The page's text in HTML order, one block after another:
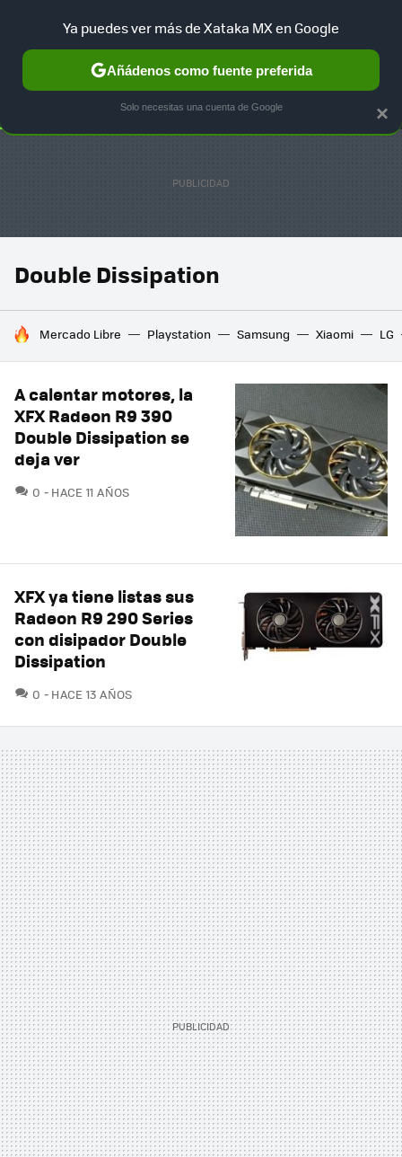
SELECCIÓN GAMING HOME AUTO TERRITORIO
Double Dissipation
HOY SE HABLA DE
Mercado Libre Playstation Samsung Xiaomi LG
A calentar motores, la
XFX Radeon R9 390
Double Dissipation se
deja ver
0 COMENTARIOS
HACE 11 AÑOS
XFX ya tiene listas sus
Radeon R9 290 Series
con disipador Double
Dissipation
0 COMENTARIOS
HACE 13 AÑOS
×
Ya puedes ver más de Xataka MX en Google
Añádenos como fuente preferida
Solo necesitas una cuenta de Google